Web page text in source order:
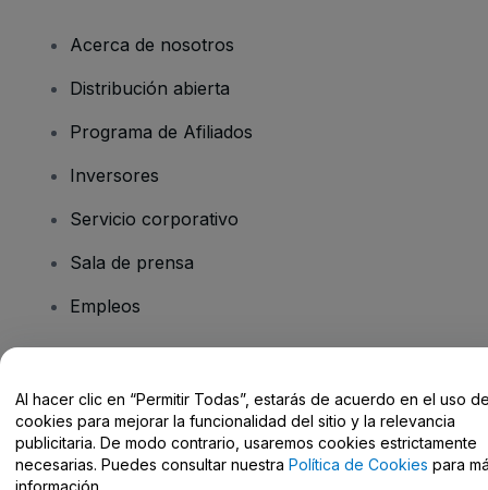
Acerca de nosotros
Distribución abierta
Programa de Afiliados
Inversores
Servicio corporativo
Sala de prensa
Empleos
Centro de Ayuda / Contacto
Al hacer clic en “Permitir Todas”, estarás de acuerdo en el uso
cookies para mejorar la funcionalidad del sitio y la relevancia
publicitaria. De modo contrario, usaremos cookies estrictamente
necesarias. Puedes consultar nuestra Política de Cookies para
información.